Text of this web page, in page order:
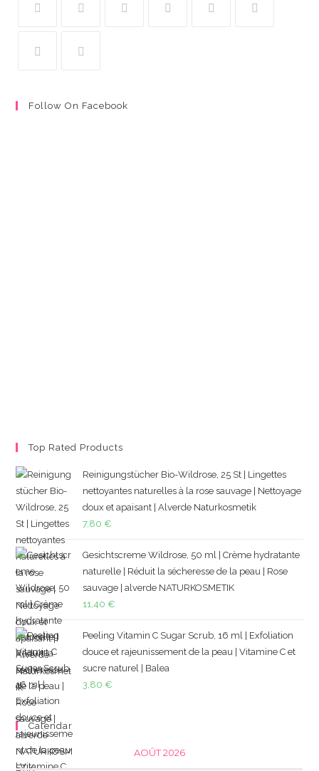
Follow On Facebook
Top Rated Products
Reinigungstücher Bio-Wildrose, 25 St | Lingettes
nettoyantes naturelles à la rose sauvage | Nettoyage
doux et apaisant | Alverde Naturkosmetik
7,80 €
Gesichtscreme Wildrose, 50 ml | Crème hydratante
naturelle | Réduit la sécheresse de la peau | Rose
sauvage | alverde NATURKOSMETIK
11,40 €
Peeling Vitamin C Sugar Scrub, 16 ml | Exfoliation
douce et rajeunissement de la peau | Vitamine C et
sucre naturel | Balea
3,80 €
Calendar
AOÛT 2026